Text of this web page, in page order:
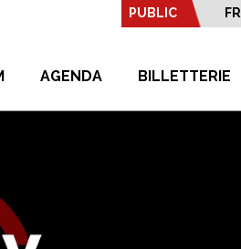
PUBLIC FR
AGENDA BILLETTERIE